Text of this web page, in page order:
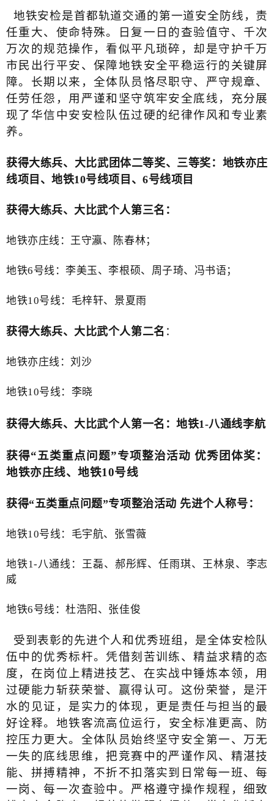
地铁安检是首都轨道交通的第一道安全防线，责
任重大、使命特殊。日复一日的查验值守、千次
万次的规范操作，看似平凡琐碎，却是守护千万
市民出行平安、保障地铁安全平稳运行的关键屏
障。长期以来，全体队员恪尽职守、严守规章、
任劳任怨，用严谨和坚守筑牢安全底线，充分展
现了华信中安安检队伍过硬的纪律作风和专业素
养。
获得大练兵、大比武团体二等奖、三等奖：地铁亦庄
线项目、地铁10号线项目、6号线项目
获得大练兵、大比武个人第三名 ：
地铁亦庄线：王守瀛、陈春林；
地铁6号线：李美玉、李根硕、周子琦、冯书语；
地铁10号线：毛梓轩、景夏雨
获得大练兵、大比武个人第二名 ：
地铁亦庄线 ：刘沙
地铁10号线：李晓
获得大练兵、大比武个人第一名：地铁1-八通线李航
获得“五类重点问题”专项整治活动 优秀团体奖：
地铁亦庄线、地铁10号线
获得“五类重点问题”专项整治活动 先进个人称号：
地铁10号线：毛宇航、张雪薇
地铁1-八通线：王磊、郝彤辉、任雨琪、王林泉、李志
威
地铁6号线：杜浩阳、张佳俊
受到表彰的先进个人和优秀班组，是全体安检队
伍中的优秀标杆。凭借刻苦训练、精益求精的态
度，在岗位上精进技艺、在实战中锤炼本领，用
过硬能力斩获荣誉、赢得认可。这份荣誉，是汗
水的见证，是实力的体现，更是责任与担当的最
好诠释。 地铁客流高位运行，安全标准更高、防
控压力更大。全体队员始终坚守安全第一、万无
一失的底线思维，把竞赛中的严谨作风、精湛技
能、拼搏精神，不折不扣落实到日常每一班、每
一岗、每一次查验中。严格遵守操作规程，细致